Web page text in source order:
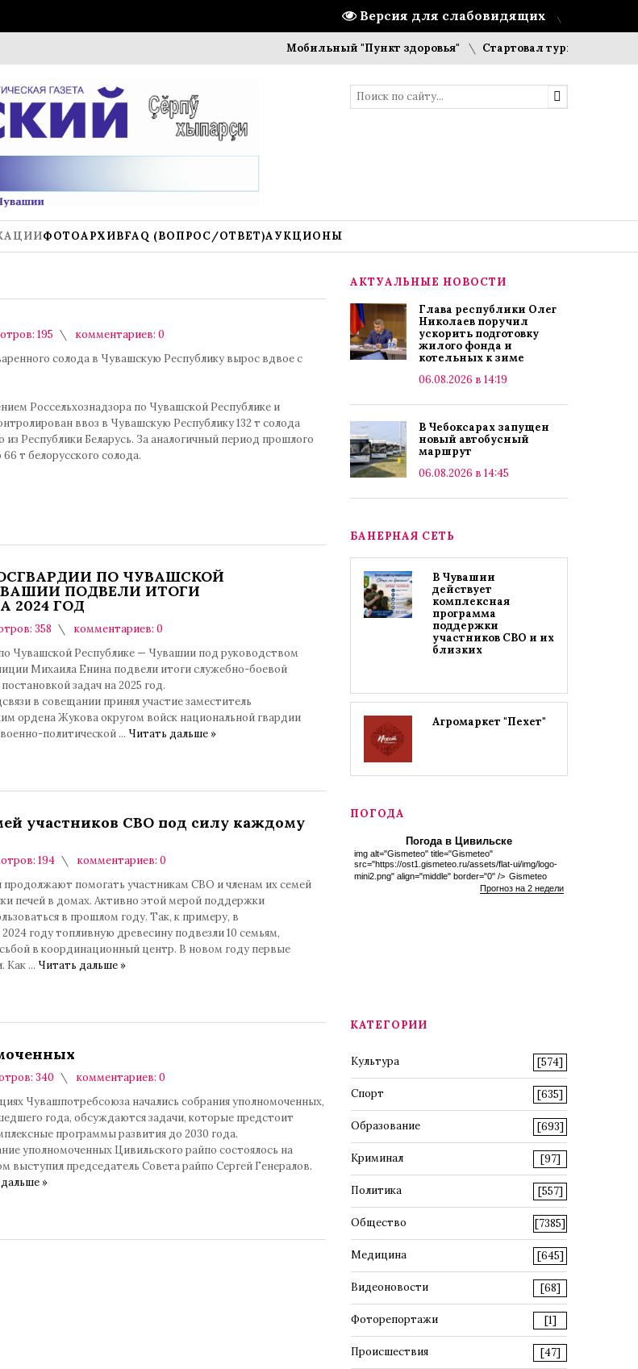
Версия для слабовидящих
Мобильный "Пункт здоровья" Стартовал турнир по шашкам и
ФОТОАРХИВFAQ (ВОПРОС/ОТВЕТ)АУКЦИОНЫ
195
комментариев: 0
солода в Чувашскую Республику вырос вдвое с
Россельхознадзора по Чувашской Республике и
ввоз в Чувашскую Республику 132 т солода
Республики Беларусь. За аналогичный период прошлого
т белорусского солода.
ПО ЧУВАШСКОЙ
ПОДВЕЛИ ИТОГИ
2024 ГОД
358
комментариев: 0
Чувашской Республике — Чувашии под руководством
Михаила Енина подвели итоги служебно-боевой
задач на 2025 год.
в совещании принял участие заместитель
ордена Жукова округом войск национальной гвардии
политической ... Читать дальше »
участников СВО под силу каждому
194
комментариев: 0
помогать участникам СВО и членам их семей
печей в домах. Активно этой мерой поддержки
в прошлом году. Так, к примеру, в
году топливную древесину подвезли 10 семьям,
в координационный центр. В новом году первые
Как ... Читать дальше »
340
комментариев: 0
Чувашпотребсоюза начались собрания уполномоченных,
года, обсуждаются задачи, которые предстоит
программы развития до 2030 года.
уполномоченных Цивильского райпо состоялось на
выступил председатель Совета райпо Сергей Генералов.
»
АКТУАЛЬНЫЕ НОВОСТИ
Глава республики Олег
Николаев поручил
ускорить подготовку
жилого фонда и
котельных к зиме
06.08.2026 в 14:19
В Чебоксарах запущен
новый автобусный
маршрут
06.08.2026 в 14:45
БАНЕРНАЯ СЕТЬ
В Чувашии
действует
комплексная
программа
поддержки
участников СВО и их
близких
Агромаркет "Пехет"
ПОГОДА
Погода в Цивильске
img alt="Gismeteo" title="Gismeteo"
src="https://ost1.gismeteo.ru/assets/flat-ui/img/logo-
mini2.png" align="middle" border="0" /> Gismeteo
Прогноз на 2 недели
КАТЕГОРИИ
Культура [574]
Спорт [635]
Образование [693]
Криминал [97]
Политика [557]
Общество [7385]
Медицина [645]
Видеоновости [68]
Фоторепортажи [1]
Происшествия [47]